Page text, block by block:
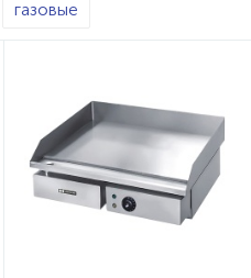
газовые